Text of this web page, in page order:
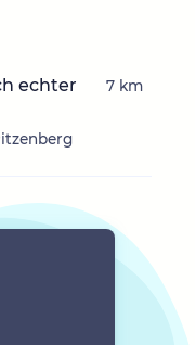
echter
7 km